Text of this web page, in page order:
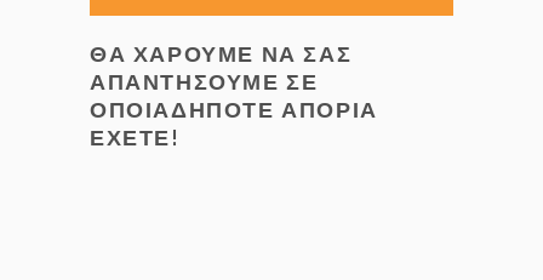
ΘΑ ΧΑΡΟΥΜΕ ΝΑ ΣΑΣ
ΑΠΑΝΤΗΣΟΥΜΕ ΣΕ
ΟΠΟΙΑΔΗΠΟΤΕ ΑΠΟΡΙΑ
ΕΧΕΤΕ!